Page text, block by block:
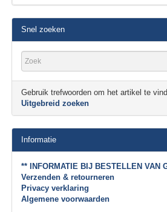
Snel zoeken
Gebruik trefwoorden om het artikel te
Uitgebreid zoeken
Informatie
** INFORMATIE BIJ BESTELLEN VAN
Verzenden & retourneren
Privacy verklaring
Algemene voorwaarden